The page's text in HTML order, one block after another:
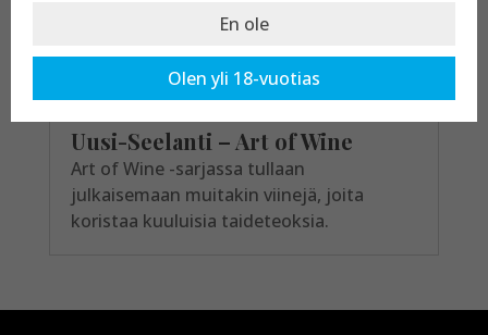
Uusi-Seelanti – Art of Wine
Art of Wine -sarjassa tullaan
julkaisemaan muitakin viinejä, joita
koristaa kuuluisia taideteoksia.
En ole
Olen yli 18-vuotias